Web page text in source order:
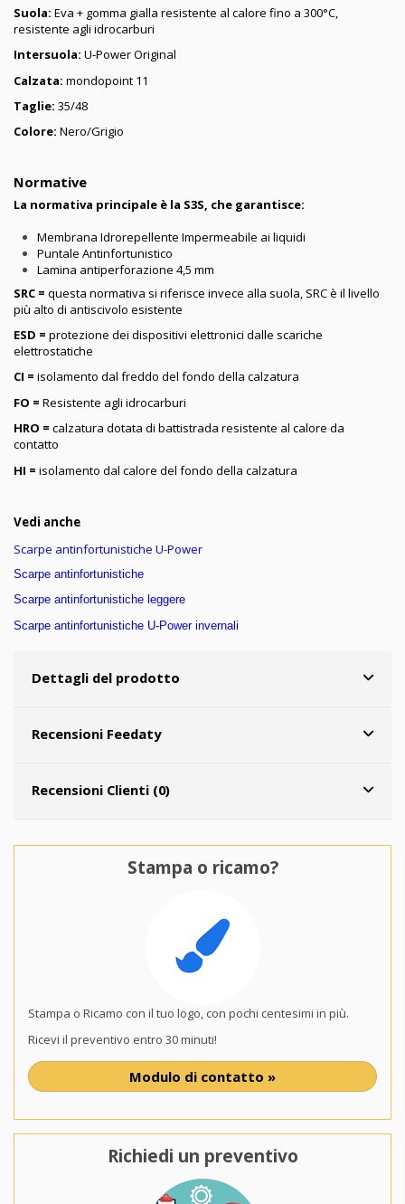
Suola: Eva + gomma gialla resistente al calore fino a 300°C,
resistente agli idrocarburi
Intersuola: U-Power Original
Calzata: mondopoint 11
Taglie: 35/48
Colore: Nero/Grigio
Normative
La normativa principale è la S3S, che garantisce:
Membrana Idrorepellente Impermeabile ai liquidi
Puntale Antinfortunistico
Lamina antiperforazione 4,5 mm
SRC = questa normativa si riferisce invece alla suola, SRC è il livello
più alto di antiscivolo esistente
ESD = protezione dei dispositivi elettronici dalle scariche
elettrostatiche
CI = isolamento dal freddo del fondo della calzatura
FO = Resistente agli idrocarburi
HRO = calzatura dotata di battistrada resistente al calore da
contatto
HI = isolamento dal calore del fondo della calzatura
Vedi anche
Scarpe antinfortunistiche U-Power
Scarpe antinfortunistiche
Scarpe antinfortunistiche leggere
Scarpe antinfortunistiche U-Power invernali
Dettagli del prodotto
Recensioni Feedaty
Recensioni Clienti (0)
Stampa o ricamo?
Stampa o Ricamo con il tuo logo, con pochi centesimi in più.
Ricevi il preventivo entro 30 minuti!
Modulo di contatto »
Richiedi un preventivo